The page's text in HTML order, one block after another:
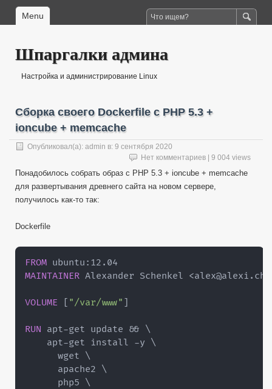
Menu
Шпаргалки админа
Настройка и администрирование Linux
Сборка своего Dockerfile c PHP 5.3 +
ioncube + memcache
Опубликовал(а): admin в: 9 сентября 2020
Нет комментариев | 9 004 views
Понадобилось собрать образ с PHP 5.3 + ioncube + memcache
для развертывания древнего сайта на новом сервере,
получилось как-то так:
Dockerfile
FROM ubuntu :
MAINTAINER Alexander Schenkel <alex@alexi.ch
VOLUME [ "/var/www" ]
RUN apt-get update && \
    apt
-get install -y \
      wget \
      apache2 \
      php5 \